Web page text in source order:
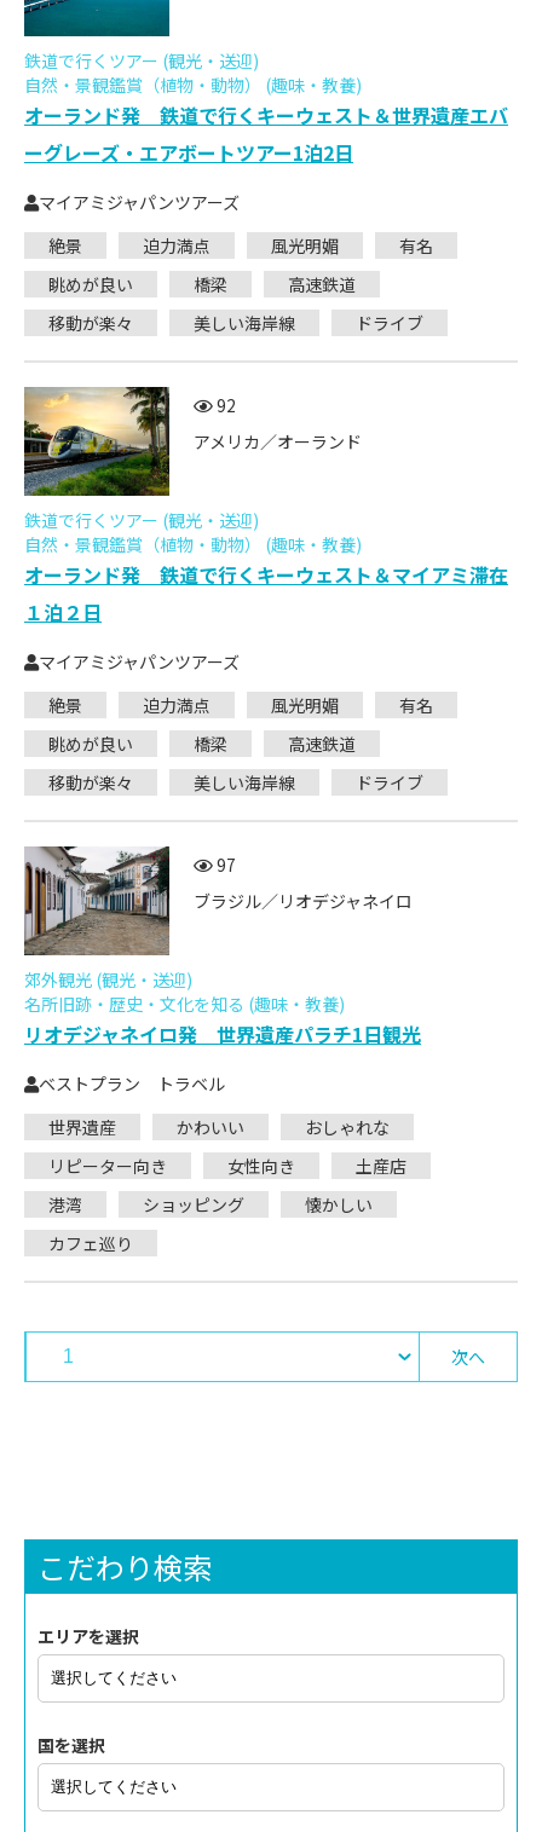
鉄道で行くツアー (観光・送迎)
自然・景観鑑賞（植物・動物） (趣味・教養)
オーランド発 鉄道で行くキーウェスト＆世界遺産エバ
ーグレーズ・エアボートツアー1泊2日
マイアミジャパンツアーズ
絶景
迫力満点 風光明媚
有名
眺めが良い
橋梁
高速鉄道
移動が楽々
美しい海岸線 ドライブ
92
アメリカ／オーランド
鉄道で行くツアー (観光・送迎)
自然・景観鑑賞（植物・動物） (趣味・教養)
オーランド発 鉄道で行くキーウェスト＆マイアミ滞在
１泊２日
マイアミジャパンツアーズ
絶景
迫力満点 風光明媚
有名
眺めが良い
橋梁
高速鉄道
移動が楽々
美しい海岸線 ドライブ
97
ブラジル／リオデジャネイロ
郊外観光 (観光・送迎)
名所旧跡・歴史・文化を知る (趣味・教養)
リオデジャネイロ発 世界遺産パラチ1日観光
ベストプラン トラベル
世界遺産
かわいい
おしゃれな
リピーター向き
女性向き
土産店
港湾
ショッピング
懐かしい
カフェ巡り
次へ
こだわり検索
エリアを選択
国を選択